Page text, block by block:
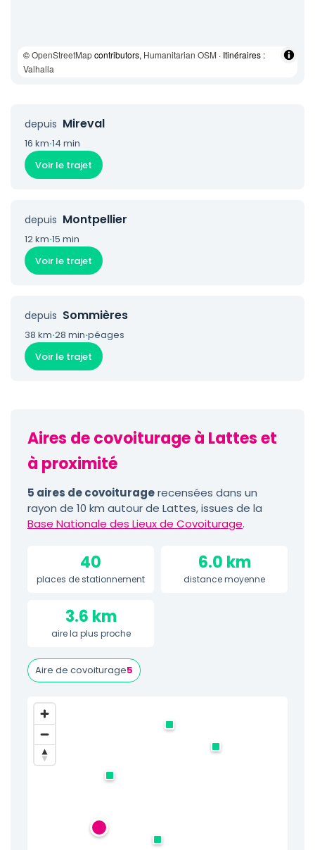
©OpenStreetMapcontributors, Humanitarian OSM · Itinéraires :
Valhalla
depuis Mireval
16 km·14 min
Voir le trajet
depuis Montpellier
12 km·15 min
Voir le trajet
depuis Sommières
38 km·28 min·péages
Voir le trajet
Aires de covoiturage à Lattes et
à proximité
5 aires de covoituragerecensées dans un
rayon de 10 km autour de Lattes, issues de la
Base Nationale des Lieux de Covoiturage.
40
places de stationnement
6.0 km
distance moyenne
3.6 km
aire la plus proche
Aire de covoiturage5